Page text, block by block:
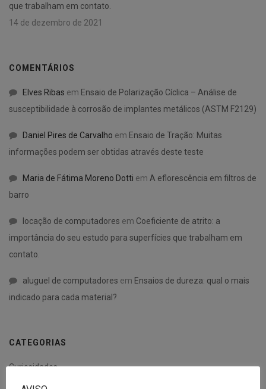
que trabalham em contato.
14 de dezembro de 2021
COMENTÁRIOS
Elves Ribas em Ensaio de Polarização Cíclica – Análise de
susceptibilidade à corrosão de implantes metálicos (ASTM F2129)
Daniel Pires de Carvalho em Ensaio de Tração: Muitas
informações podem ser obtidas através deste teste
Maria de Fátima Moreno Dotti em A eflorescência em filtros de
barro
locação de computadores em Coeficiente de atrito: a
importância do seu estudo para superfícies que trabalham em
contato.
aluguel de computadores em Ensaios de dureza: qual o mais
indicado para cada material?
CATEGORIAS
Curiosidades